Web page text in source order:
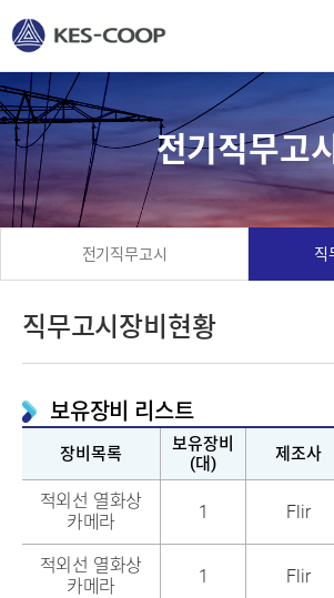
전기직무고시
전기직무고시 직
직무고시장비현황
보유장비 리스트
장비목록
보유장비
(대)
제조사
적외선 열화상
카메라
1 Flir
적외선 열화상
카메라
1 Flir